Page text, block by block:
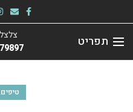
תפריט
טיפים